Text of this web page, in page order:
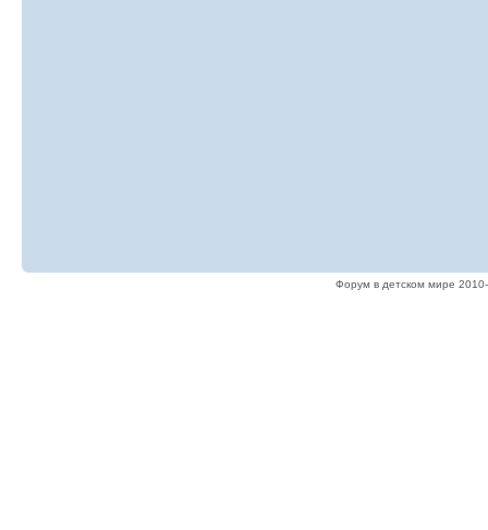
Форум в детском мире